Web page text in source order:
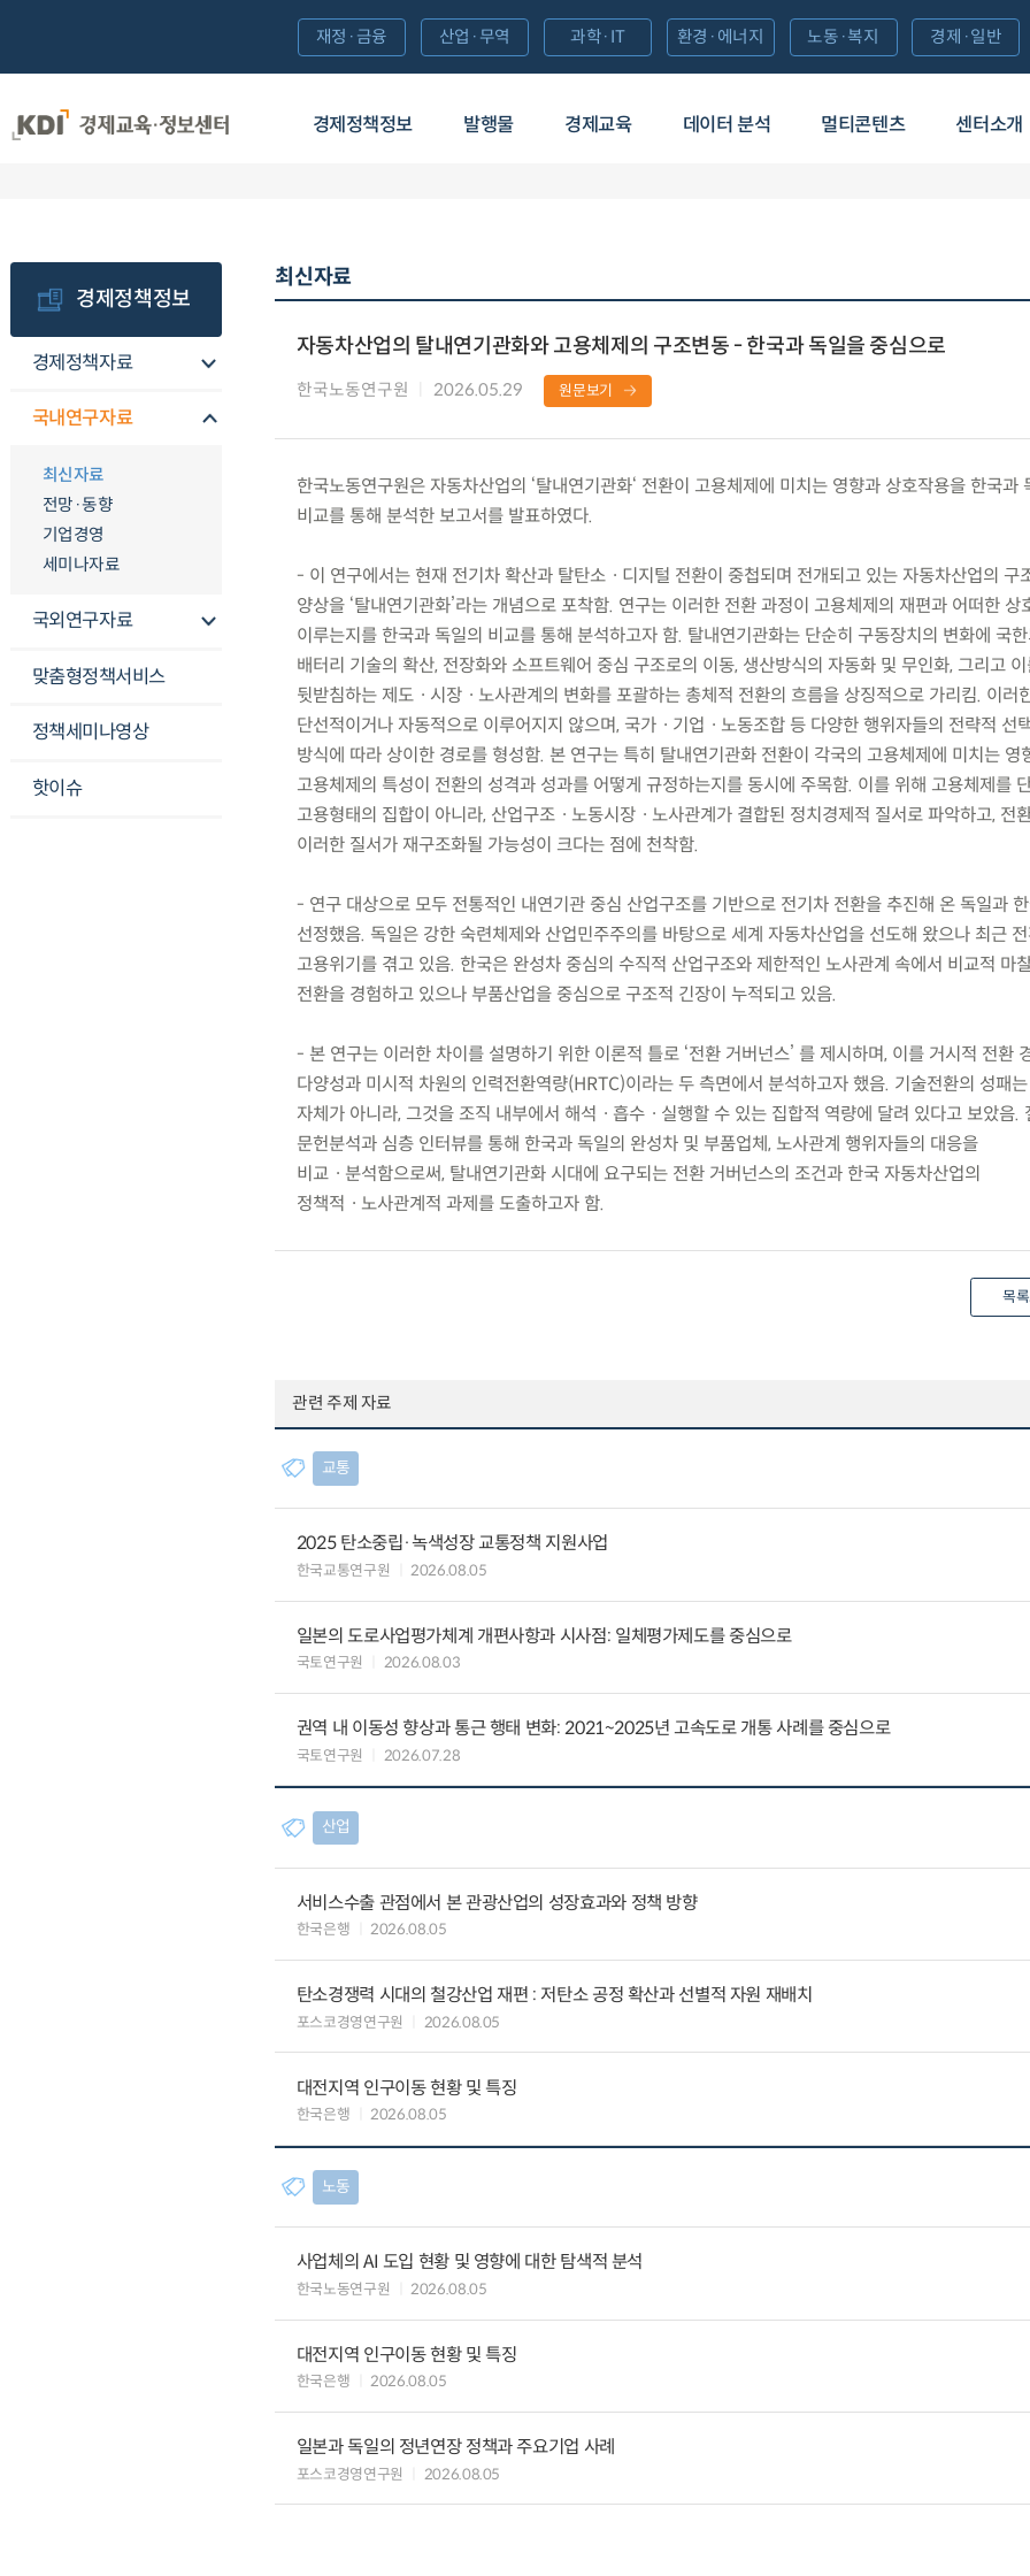
경제정책정보 발행물 경제교육 데이터 분석 멀티콘텐츠 센터소개
재정·금융 산업·무역 과학·IT 환경·에너지 노동·복지 경제·일반
경제정책정보
경제정책자료
국내연구자료
최신자료
전망·동향
기업경영
세미나자료
국외연구자료
맞춤형정책서비스
정책세미나영상
핫이슈
최신자료
자동차산업의 탈내연기관화와 고용체제의 구조변동 - 한국과 독일을 중심으로
한국노동연구원 2026.05.29 원문보기
한국노동연구원은 자동차산업의 ‘탈내연기관화‘ 전환이 고용체제에 미치는 영향과 상호작용을 한국과
비교를 통해 분석한 보고서를 발표하였다.
- 이 연구에서는 현재 전기차 확산과 탈탄소ㆍ디지털 전환이 중첩되며 전개되고 있는 자동차산업의 구
양상을 ‘탈내연기관화’라는 개념으로 포착함. 연구는 이러한 전환 과정이 고용체제의 재편과 어떠한 상
이루는지를 한국과 독일의 비교를 통해 분석하고자 함. 탈내연기관화는 단순히 구동장치의 변화에 국
배터리 기술의 확산, 전장화와 소프트웨어 중심 구조로의 이동, 생산방식의 자동화 및 무인화, 그리고 이
뒷받침하는 제도ㆍ시장ㆍ노사관계의 변화를 포괄하는 총체적 전환의 흐름을 상징적으로 가리킴. 이러
단선적이거나 자동적으로 이루어지지 않으며, 국가ㆍ기업ㆍ노동조합 등 다양한 행위자들의 전략적 선
방식에 따라 상이한 경로를 형성함. 본 연구는 특히 탈내연기관화 전환이 각국의 고용체제에 미치는 영
고용체제의 특성이 전환의 성격과 성과를 어떻게 규정하는지를 동시에 주목함. 이를 위해 고용체제를
고용형태의 집합이 아니라, 산업구조ㆍ노동시장ㆍ노사관계가 결합된 정치경제적 질서로 파악하고, 전
이러한 질서가 재구조화될 가능성이 크다는 점에 천착함.
- 연구 대상으로 모두 전통적인 내연기관 중심 산업구조를 기반으로 전기차 전환을 추진해 온 독일과
선정했음. 독일은 강한 숙련체제와 산업민주주의를 바탕으로 세계 자동차산업을 선도해 왔으나 최근
고용위기를 겪고 있음. 한국은 완성차 중심의 수직적 산업구조와 제한적인 노사관계 속에서 비교적 마
전환을 경험하고 있으나 부품산업을 중심으로 구조적 긴장이 누적되고 있음.
- 본 연구는 이러한 차이를 설명하기 위한 이론적 틀로 ‘전환 거버넌스’ 를 제시하며, 이를 거시적 전환
다양성과 미시적 차원의 인력전환역량(HRTC)이라는 두 측면에서 분석하고자 했음. 기술전환의 성패
자체가 아니라, 그것을 조직 내부에서 해석ㆍ흡수ㆍ실행할 수 있는 집합적 역량에 달려 있다고 보았음.
문헌분석과 심층 인터뷰를 통해 한국과 독일의 완성차 및 부품업체, 노사관계 행위자들의 대응을
비교ㆍ분석함으로써, 탈내연기관화 시대에 요구되는 전환 거버넌스의 조건과 한국 자동차산업의
정책적ㆍ노사관계적 과제를 도출하고자 함.
목
관련 주제 자료
교통
2025 탄소중립·녹색성장 교통정책 지원사업
한국교통연구원 2026.08.05
일본의 도로사업평가체계 개편사항과 시사점: 일체평가제도를 중심으로
국토연구원 2026.08.03
권역 내 이동성 향상과 통근 행태 변화: 2021~2025년 고속도로 개통 사례를 중심으로
국토연구원 2026.07.28
산업
서비스수출 관점에서 본 관광산업의 성장효과와 정책 방향
한국은행 2026.08.05
탄소경쟁력 시대의 철강산업 재편 : 저탄소 공정 확산과 선별적 자원 재배치
포스코경영연구원 2026.08.05
대전지역 인구이동 현황 및 특징
한국은행 2026.08.05
노동
사업체의 AI 도입 현황 및 영향에 대한 탐색적 분석
한국노동연구원 2026.08.05
대전지역 인구이동 현황 및 특징
한국은행 2026.08.05
일본과 독일의 정년연장 정책과 주요기업 사례
포스코경영연구원 2026.08.05